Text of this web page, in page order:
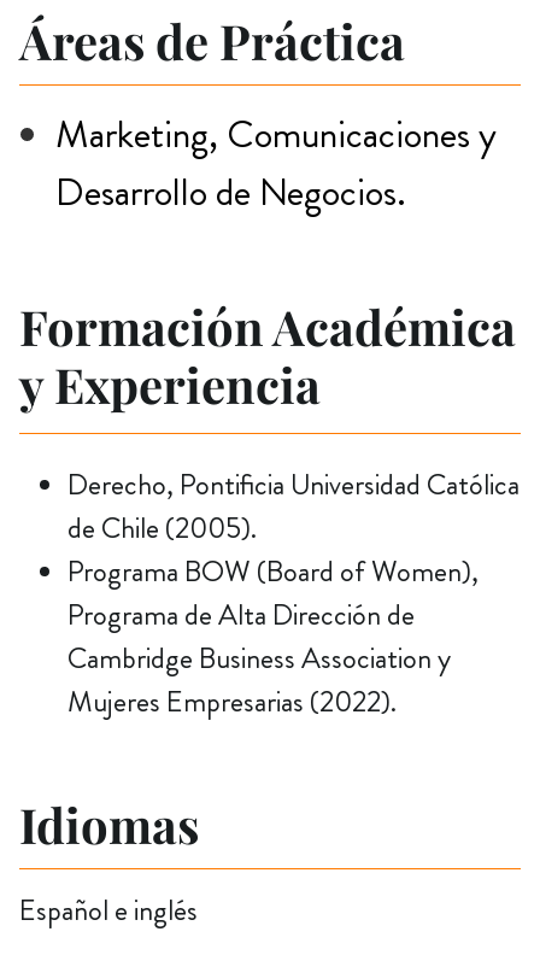
Áreas de Práctica
Marketing, Comunicaciones y
Desarrollo de Negocios.
Formación Académica
y Experiencia
Derecho, Pontificia Universidad Católica
de Chile (2005).
Programa BOW (Board of Women),
Programa de Alta Dirección de
Cambridge Business Association y
Mujeres Empresarias (2022).
Idiomas
Español e inglés